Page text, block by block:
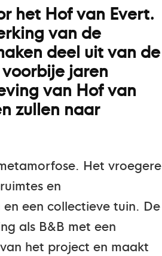
het Hof van Evert.
van de
deel uit van de
jaren
van Hof van
zullen naar
Het vroegere
en
een collectieve tuin. De
als B&B met een
het project en maakt